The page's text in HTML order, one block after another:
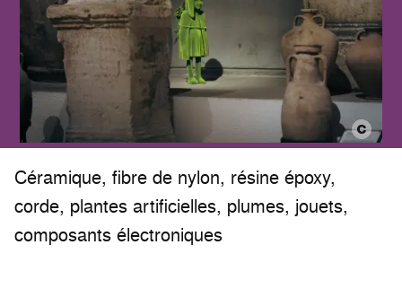
Céramique, fibre de nylon, résine époxy,
corde, plantes artificielles, plumes, jouets,
composants électroniques